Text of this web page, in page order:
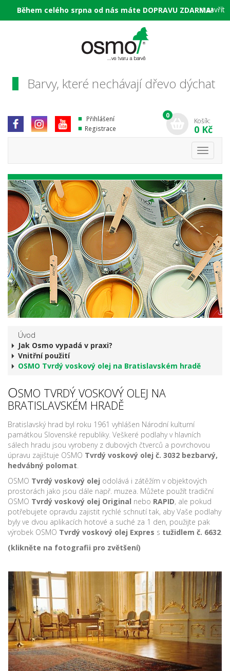
Během celého srpna od nás máte DOPRAVU ZDARMA!
× zavřít
Barvy, které nechávají dřevo dýchat
Přihlášení
Registrace
0
Košík:
0 Kč
Toggle
Úvod
Jak Osmo vypadá v praxi?
Vnitřní použití
OSMO Tvrdý voskový olej na Bratislavském hradě
OSMO TVRDÝ VOSKOVÝ OLEJ NA
BRATISLAVSKÉM HRADĚ
Bratislavský hrad byl roku 1961 vyhlášen Národní kulturní
památkou Slovenské republiky. Veškeré podlahy v hlavních
sálech hradu jsou vyrobeny z dubových čtverců a povrchovou
úpravu zajištuje OSMO Tvrdý voskový olej č. 3032 bezbarvý,
hedvábný polomat.
OSMO Tvrdý voskový olej odolává i zátěžím v objektových
prostorách jako jsou dále např. muzea. Můžete použít tradiční
OSMO Tvrdý voskový olej Original nebo RAPID, ale pokud
potřebujete opravdu zajistit rychlé schnutí tak, aby Vaše podlahy
byly ve dvou aplikacích hotové a suché za 1 den, použijte pak
výrobek OSMO Tvrdý voskový olej Expres s tužidlem č. 6632.
(klikněte na fotografii pro zvětšení)